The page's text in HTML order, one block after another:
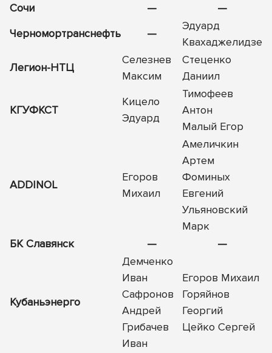
Сочи
—
—
Черномортранснефть
—
Эдуард
Квахаджелидзе
Легион-НТЦ
Селезнев
Максим
Стеценко
Даниил
КГУФКСТ
Кицело
Эдуард
Тимофеев
Антон
Малый Егор
ADDINOL
Егоров
Михаил
Амеличкин
Артем
Фоминых
Евгений
Ульяновский
Марк
БК Славянск
— —
Кубаньэнерго
Демченко
Иван
Сафронов
Андрей
Грибачев
Иван
Егоров Михаил
Горяйнов
Георгий
Цейко Сергей